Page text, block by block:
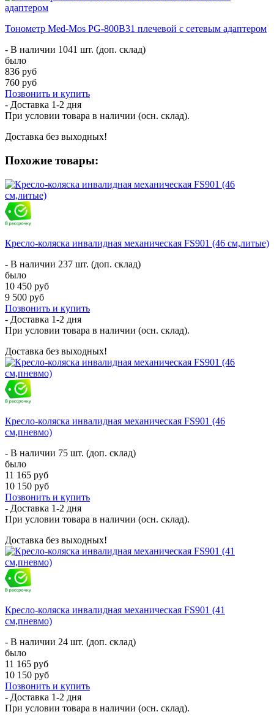
Тонометр Med-Mos PG-800B31 плечевой с сетевым адаптером
- В наличии 1041 шт. (доп. склад)
было
836 руб
760 руб
Позвонить и купить
- Доставка 1-2 дня
При условии товара в наличии (осн. склад).
Доставка без выходных!
Похожие товары:
Кресло-коляска инвалидная механическая FS901 (46 см,литые)
- В наличии 237 шт. (доп. склад)
было
10 450 руб
9 500 руб
Позвонить и купить
- Доставка 1-2 дня
При условии товара в наличии (осн. склад).
Доставка без выходных!
Кресло-коляска инвалидная механическая FS901 (46
см,пневмо)
- В наличии 75 шт. (доп. склад)
было
11 165 руб
10 150 руб
Позвонить и купить
- Доставка 1-2 дня
При условии товара в наличии (осн. склад).
Доставка без выходных!
Кресло-коляска инвалидная механическая FS901 (41
см,пневмо)
- В наличии 24 шт. (доп. склад)
было
11 165 руб
10 150 руб
Позвонить и купить
- Доставка 1-2 дня
При условии товара в наличии (осн. склад).